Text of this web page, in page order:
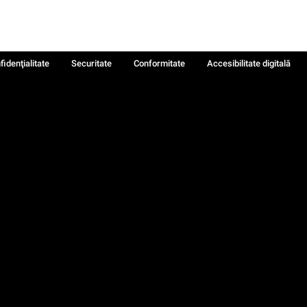
Securitate Conformitate
Accesibilitate digitală